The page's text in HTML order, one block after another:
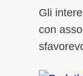
Gli
con